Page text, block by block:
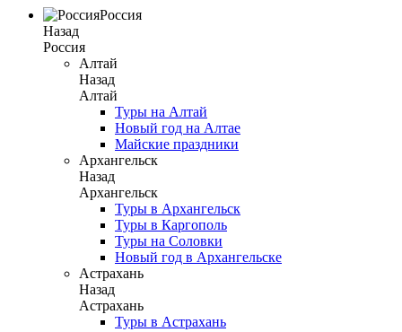
Россия
Назад
Россия
Алтай
Назад
Алтай
Туры на Алтай
Новый год на Алтае
Майские праздники
Архангельск
Назад
Архангельск
Туры в Архангельск
Туры в Каргополь
Туры на Соловки
Новый год в Архангельске
Астрахань
Назад
Астрахань
Туры в Астрахань